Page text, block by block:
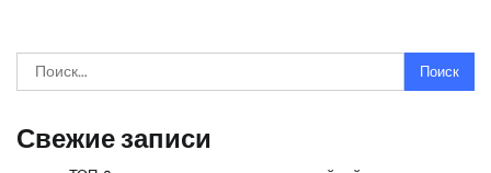
Найти:
Свежие записи